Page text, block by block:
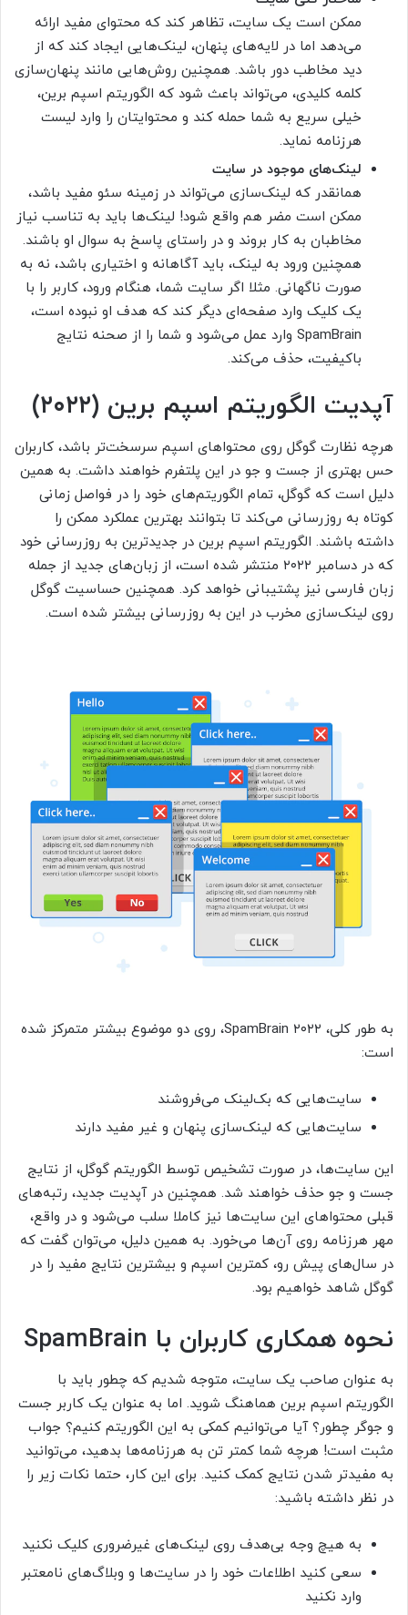
ممکن است یک سایت، تظاهر کند که محتوای مفید ارائه
می‌دهد اما در لایه‌های پنهان، لینک‌هایی ایجاد کند که از
دید مخاطب دور باشد. همچنین روش‌هایی مانند پنهان‌سازی
کلمه کلیدی، می‌تواند باعث شود که الگوریتم اسپم برین،
خیلی سریع به شما حمله کند و محتوایتان را وارد لیست
هرزنامه نماید.
لینک‌های موجود در سایت
همانقدر که لینک‌سازی می‌تواند در زمینه سئو مفید باشد،
ممکن است مضر هم واقع شود! لینک‌ها باید به تناسب نیاز
مخاطبان به کار بروند و در راستای پاسخ به سوال او باشند.
همچنین ورود به لینک، باید آگاهانه و اختیاری باشد، نه به
صورت ناگهانی. مثلا اگر سایت شما، هنگام ورود، کاربر را با
یک کلیک وارد صفحه‌ای دیگر کند که هدف او نبوده است،
SpamBrain وارد عمل می‌شود و شما را از صحنه نتایج
باکیفیت، حذف می‌کند.
آپدیت الگوریتم اسپم برین (۲۰۲۲)
هرچه نظارت گوگل روی محتواهای اسپم سرسخت‌تر باشد، کاربران
حس بهتری از جست و جو در این پلتفرم خواهند داشت. به همین
دلیل است که گوگل، تمام الگوریتم‌های خود را در فواصل زمانی
کوتاه به روزرسانی می‌کند تا بتوانند بهترین عملکرد ممکن را
داشته باشند. الگوریتم اسپم برین در جدیدترین به روزرسانی خود
که در دسامبر ۲۰۲۲ منتشر شده است، از زبان‌های جدید از جمله
زبان فارسی نیز پشتیبانی خواهد کرد. همچنین حساسیت گوگل
روی لینک‌سازی مخرب در این به روزرسانی بیشتر شده است.
به طور کلی، SpamBrain ۲۰۲۲، روی دو موضوع بیشتر متمرکز شده
است:
سایت‌هایی که بک‌لینک می‌فروشند
سایت‌هایی که لینک‌سازی پنهان و غیر مفید دارند
این سایت‌ها، در صورت تشخیص توسط الگوریتم گوگل، از نتایج
جست و جو حذف خواهند شد. همچنین در آپدیت جدید، رتبه‌های
قبلی محتواهای این سایت‌ها نیز کاملا سلب می‌شود و در واقع،
مهر هرزنامه روی آن‌ها می‌خورد. به همین دلیل، می‌توان گفت که
در سال‌های پیش رو، کمترین اسپم و بیشترین نتایج مفید را در
گوگل شاهد خواهیم بود.
نحوه همکاری کاربران با SpamBrain
به عنوان صاحب یک سایت، متوجه شدیم که چطور باید با
الگوریتم اسپم برین هماهنگ شوید. اما به عنوان یک کاربر جست
و جوگر چطور؟ آیا می‌توانیم کمکی به این الگوریتم کنیم؟ جواب
مثبت است! هرچه شما کمتر تن به هرزنامه‌ها بدهید، می‌توانید
به مفیدتر شدن نتایج کمک کنید. برای این کار، حتما نکات زیر را
در نظر داشته باشید:
به هیچ وجه بی‌هدف روی لینک‌های غیرضروری کلیک نکنید
سعی کنید اطلاعات خود را در سایت‌ها و وبلاگ‌های نامعتبر
وارد نکنید